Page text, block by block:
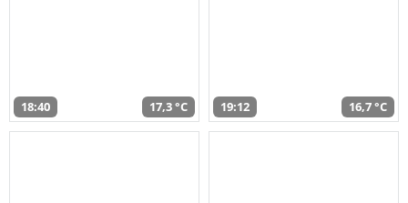
18:40 17,3 °C 19:12 16,7 °C